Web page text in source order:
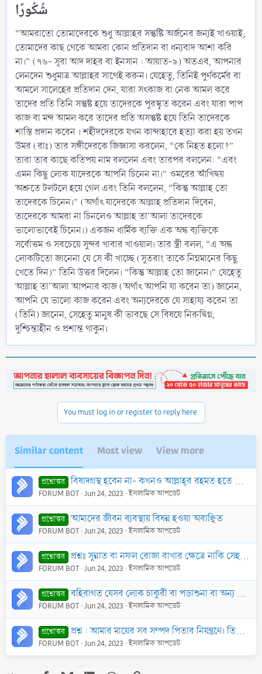
“আমরাতো তোমাদেরকে শুধু আল্লাহর সন্তুষ্টি অর্জনের জন্যই খাওয়াই;
তোমাদের কাছ থেকে আমরা কোন প্রতিদান বা ধন্যবাদ আশা করি
না।” (৭৬- সূরা আদ দাহর বা ইনসান : আয়াত-৯) অতএব, আপনার
লেনদেন শুধুমাত্র আল্লাহর সাথেই করুন। যেহেতু, তিনিই পুর্ণকর্মের বা
আমলে সালেহের প্রতিদান দেন, যারা সৎকাজ বা নেক আমল করে
তাদের প্রতি তিনি সন্তুষ্ট হয়ে তাদেরকে পুরস্কৃত করেন এবং যারা পাপ
কাজ বা মন্দ আমল করে তাদের প্রতি অসন্তুষ্ট হয়ে তিনি তাদেরকে
শাস্তি প্রদান করেন । শহীদদেরকে যখন কান্দাহারে হত্যা করা হয় তখন
উমর (রাঃ) তার সঙ্গীদেরকে জিজ্ঞাসা করলেন, “কে নিহত হলো?”
তারা তার কাছে কতিপয় নাম বললেন এবং তারপর বললেন: “এবং
এমন কিছু লোক যাদেরকে আপনি চিনেন না।” ওমরের আঁখিদ্বয়
অশ্রুতে টলটলে হয়ে গেল এবং তিনি বললেন, “কিন্তু আল্লাহ তো
তাদেরকে চিনেন।” (অর্থাৎ যাদেরকে আল্লাহ প্রতিদান দিবেন,
তাদেরকে আমরা না চিনলেও আল্লাহ তা'আলা তাদেরকে
ভালোভাবেই চিনেন।) একজন ধাৰ্মিক ব্যক্তি এক অন্ধ ব্যক্তিকে
সর্বোত্তম ও সবচেয়ে সুন্দর খাবার খাওয়াল। তার স্ত্রী বলল, “এ অন্ধ
লোকটিতো জানেনা যে সে কী খাচ্ছে (সুতরাং তাকে নিম্নমানের কিছু
খেতে দিন)” তিনি উত্তর দিলেন। “কিন্তু আল্লাহ তো জানেন।” যেহেতু
আল্লাহ তা'আলা আপনার কাজ (অর্থাৎ আপনি যা করেন তা) জানেন,
আপনি যে ভালো কাজ করেন এবং অন্যদেরকে যে সাহায্য করেন তা
(তিনি) জানেন, সেহেতু মানুষ কী ভাবছে সে বিষয়ে নিরুদ্বিগ্ন,
দুশ্চিন্তাহীন ও প্রশান্ত থাকুন।
You must log in or register to reply here.
Similar content Most view View more
প্রশ্নোত্তর বিষাদগ্রস্থ হবেন না- কখনও আল্লাহ্‌র রহমত হতে নিরাশ হবেন না
FORUM BOT Jun 24, 2023 ইসলামিক আপডেট
প্রশ্নোত্তর আমাদের জীবন ব্যবস্থায় বিষন্ন হওয়া অবাঞ্ছিত
FORUM BOT Jun 24, 2023 ইসলামিক আপডেট
প্রশ্নোত্তর প্রশ্নঃ সুন্নাত বা নফল রোজা রাখার ক্ষেত্রে নাকি সেহরী না খেলে রোজা রাখলে রোজা হবেনা।আর কাজা রোজার ক্ষেত্রে সেহরী না খেয়েও রোজার নিয়ত করলে রোজা রাখা যা
FORUM BOT Jun 24, 2023 ইসলামিক আপডেট
প্রশ্নোত্তর বহিরাগত যেসব লোক চাকুরী বা পড়াশুনা বা অন্য কোন কারণে মক্কা শরীফে অবস্থান করছেন তারা কি মক্কার বাসিন্দা বলে গণ্য হবেন?
FORUM BOT Jun 24, 2023 ইসলামিক আপডেট
প্রশ্নোত্তর প্রশ্ন : আমার মায়ের সব সম্পদ পিতার নিয়ন্ত্রণে। তিনি এর যাকাত দেন না আবার সম্পদও দেন না। এক্ষণে এজন্য আমার মা গোনাহগার হবেন কি?
FORUM BOT Jun 24, 2023 ইসলামিক আপডেট